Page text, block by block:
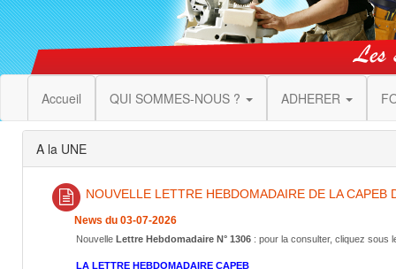
Accueil QUI SOMMES-NOUS ? ADHERER
A la UNE
NOUVELLE LETTRE HEBDOMADAIRE DE LA CAPEB
News du 03-07-2026
Nouvelle Lettre Hebdomadaire N° 1306 : pour la consulter, cliquez sous
LA LETTRE HEBDOMADAIRE CAPEB